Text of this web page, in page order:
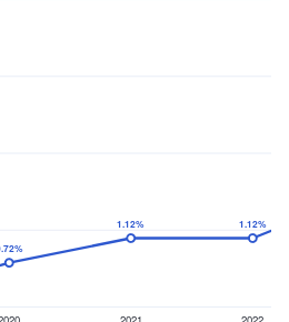
510(k) 데이터베이스 — Pure